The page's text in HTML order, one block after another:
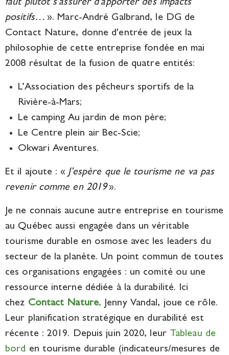
faut plutôt s'assurer d'apporter des impacts
positifs… ». Marc-André Galbrand, le DG de
Contact Nature, donne d'entrée de jeux la
philosophie de cette entreprise fondée en mai
2008 résultat de la fusion de quatre entités:
L’Association des pêcheurs sportifs de la
Rivière-à-Mars;
Le camping Au jardin de mon père;
Le Centre plein air Bec-Scie;
Okwari Aventures.
Et il ajoute : « J’espère que le tourisme ne va pas
revenir comme en 2019».
Je ne connais aucune autre entreprise en tourisme
au Québec aussi engagée dans un véritable
tourisme durable en osmose avec les leaders du
secteur de la planète. Un point commun de toutes
ces organisations engagées : un comité ou une
ressource interne dédiée à la durabilité. Ici
chez Contact Nature, Jenny Vandal, joue ce rôle.
Leur planification stratégique en durabilité est
récente : 2019. Depuis juin 2020, leur Tableau de
bord en tourisme durable (indicateurs/mesures de